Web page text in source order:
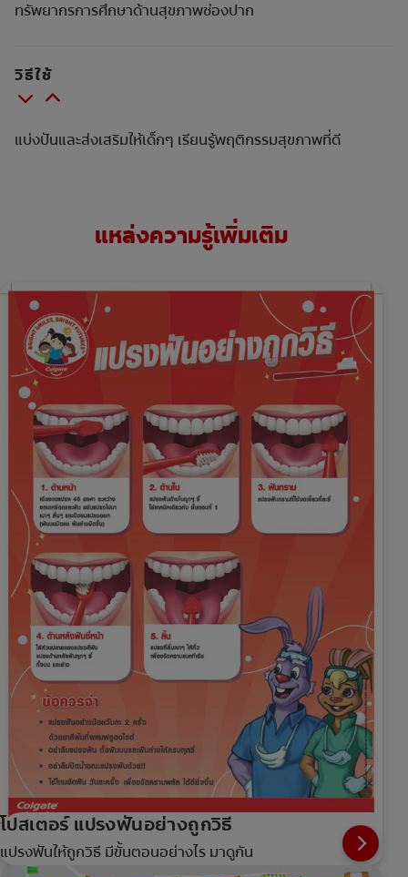
ทรัพยากรการศึกษาด้านสุขภาพช่องปาก
วิธีใช้
แบ่งปันและส่งเสริมให้เด็กๆ เรียนรู้พฤติกรรมสุขภาพที่ดี
แหล่งความรู้เพิ่มเติม
โปสเตอร์ แปรงฟันอย่างถูกวิธี
แปรงฟันให้ถูกวิธี มีขั้นตอนอย่างไร มาดูกัน